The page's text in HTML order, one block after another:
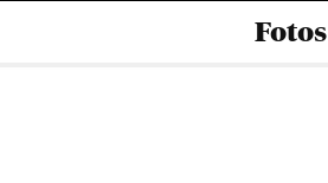
Fotos